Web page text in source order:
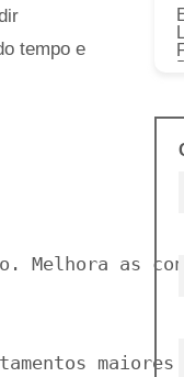
tempo e
Melhora as